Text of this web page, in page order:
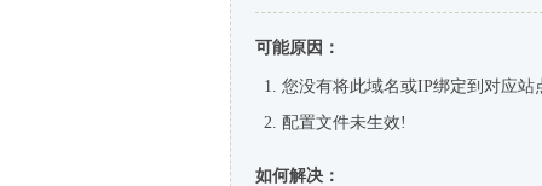
可能原因：
您没有将此域名或IP绑定到对应站
配置文件未生效!
如何解决：